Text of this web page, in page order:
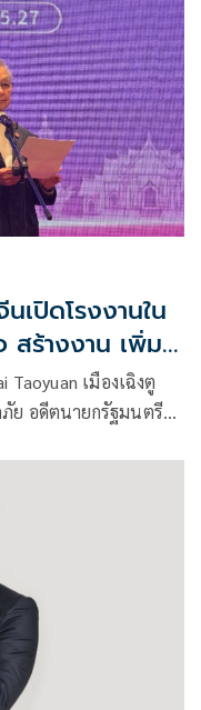
ปิดโรงงานใน
สร้างงาน เพิ่ม
เมืองเฉิงตู
ย อดีตนายกรัฐมนตรี
วนจังหวัดสงขลา ร่วม
องประเทศไทย